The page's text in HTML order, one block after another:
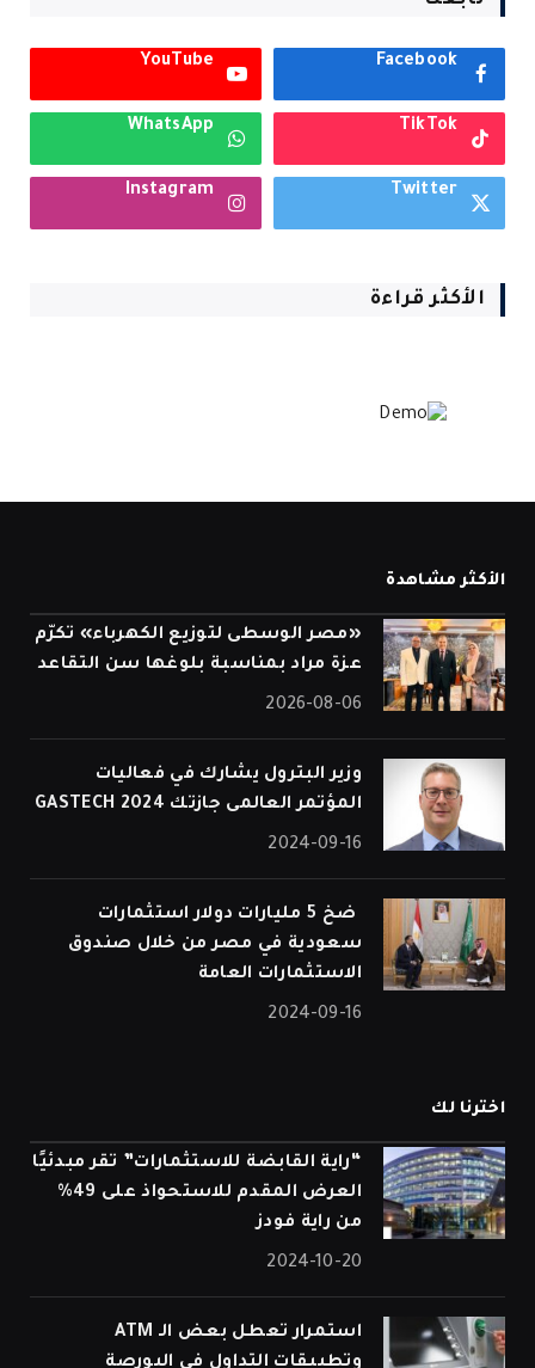
Facebook
YouTube
TikTok
WhatsApp
Twitter
Instagram
الأكثر قراءة
الأكثر مشاهدة
«مصر الوسطى لتوزيع الكهرباء» تكرّم
عزة مراد بمناسبة بلوغها سن التقاعد
2026-08-06
وزير البترول يشارك في فعاليات
المؤتمر العالمى جازتك 2024 GASTECH
2024-09-16
⁠ ضخ 5 مليارات دولار استثمارات
سعودية في مصر من خلال صندوق
الاستثمارات العامة
2024-09-16
اخترنا لك
“راية القابضة للاستثمارات” تقر مبدئيًا
العرض المقدم للاستحواذ على 49%
من راية فودز
2024-10-20
استمرار تعطل بعض الـ ATM
وتطبيقات التداول في البورصة